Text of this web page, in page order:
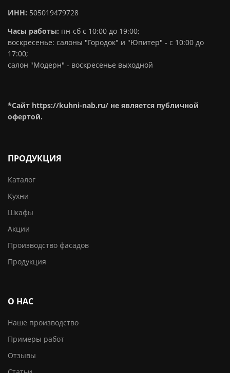
ИНН: 505019479728
Часы работы: пн-сб с 10:00 до 19:00;
воскресенье: салоны "Городок" и "Юпитер" - с 10:00 до
17:00;
салон "Модерн" - воскресенье выходной
*Сайт https://kuhni-nab.ru/ не является публичной
офертой.
ПРОДУКЦИЯ
Каталог
Кухни
Шкафы
Акции
Производство фасадов
Продукция
О НАС
Наше производство
Примеры работ
Отзывы